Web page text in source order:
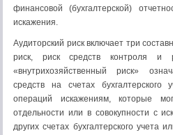
финансовой (бухгалтерской)
искажения.
Аудиторский риск включает три
риск, риск средств контроля и
«внутрихозяйственный риск»
средств на счетах
операций искажениям, которые
отдельности или в совокупности с
других счетах бухгалтерского учета